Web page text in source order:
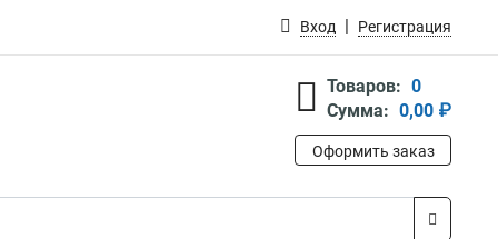
Вход Регистрация
Товаров: 0
Сумма: 0,00 ₽
Оформить заказ